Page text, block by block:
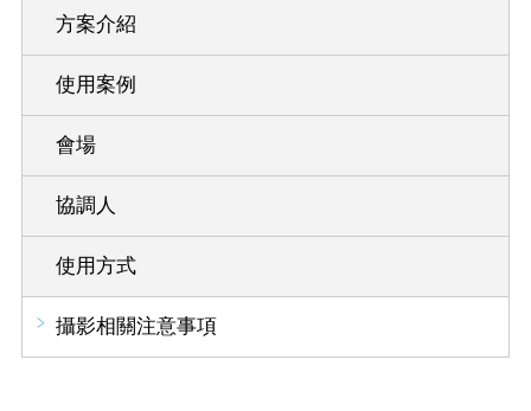
方案介紹
使用案例
會場
協調人
使用方式
攝影相關注意事項